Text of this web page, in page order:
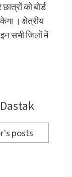
को बोर्ड
। क्षेत्रीय
सभी जिलों में
posts